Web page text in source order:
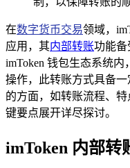
在数字货币交易领域，
应用，其内部转账功能备
imToken 钱包生态系统
操作，此转账方式具备
的方面，如转账流程、
键要点展开详尽探讨。
imToken 内部转